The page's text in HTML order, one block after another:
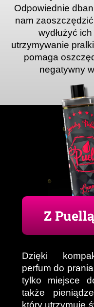
Odpowiednie
nam
wydłużyć
utrzymywanie
pomaga
negatywny
Z
Dzięki
perfum do
tylko miejsce
także
który utrzymuje